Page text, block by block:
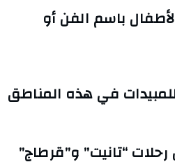
باسم الفن أو
في هذه المناطق
“تانيت” و”قرطاج”